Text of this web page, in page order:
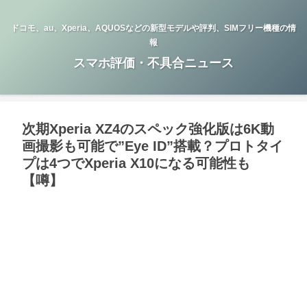
ドコモ、au、Xperia、AQUOSなどの新型モデルや評判、SIMフリー機種の情
報
スマホ評価・不具合ニュース
次期Xperia XZ4のスペック強化版は6K動
画撮影も可能で”Eye ID”搭載？プロトタイ
プは4つでXperia X10になる可能性も
【噂】